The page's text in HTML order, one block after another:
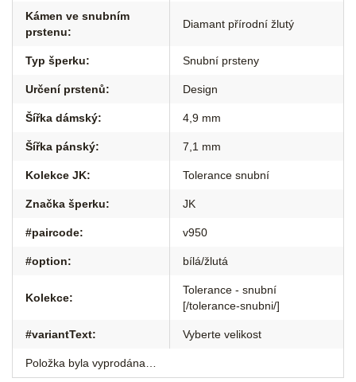
Kámen ve snubním
prstenu:
Diamant přírodní žlutý
Typ šperku: Snubní prsteny
Určení prstenů: Design
Šířka dámský: 4,9 mm
Šířka pánský: 7,1 mm
Kolekce JK: Tolerance snubní
Značka šperku: JK
#paircode: v950
#option: bílá/žlutá
Kolekce:
Tolerance - snubní
[/tolerance-snubni/]
#variantText: Vyberte velikost
Položka byla vyprodána…